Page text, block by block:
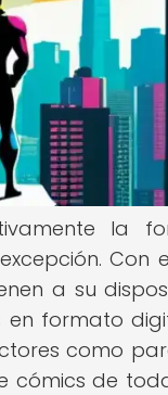
la
a su
formato
como
de